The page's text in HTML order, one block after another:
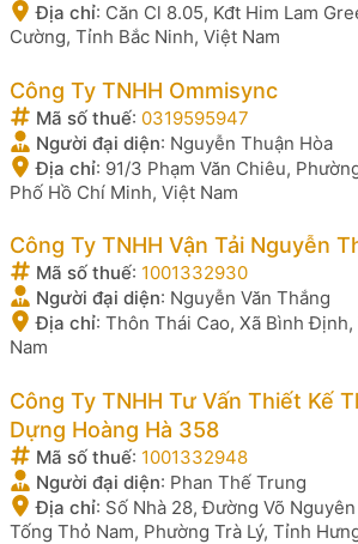
Địa chỉ: Căn Cl 8.05, Kđt Him Lam
Cường, Tỉnh Bắc Ninh, Việt Nam
Công Ty TNHH Ommisync
Mã số thuế: 0319595947
Người đại diện: Nguyễn Thuận Hòa
Địa chỉ: 91/3 Phạm Văn Chiêu,
Phố Hồ Chí Minh, Việt Nam
Công Ty TNHH Vận Tải Nguyễn
Mã số thuế: 1001332930
Người đại diện: Nguyễn Văn Thắng
Địa chỉ: Thôn Thái Cao, Xã Bình
Nam
Công Ty TNHH Tư Vấn Thiết Kế
Dựng Hoàng Hà 358
Mã số thuế: 1001332948
Người đại diện: Phan Thế Trung
Địa chỉ: Số Nhà 28, Đường Võ
Tống Thỏ Nam, Phường Trà Lý, Tỉnh